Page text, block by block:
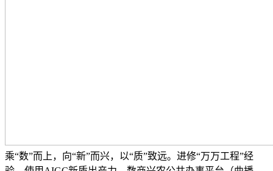
乘“数”而上，向“新”而兴，以“质”致远。进修“万万工程”经